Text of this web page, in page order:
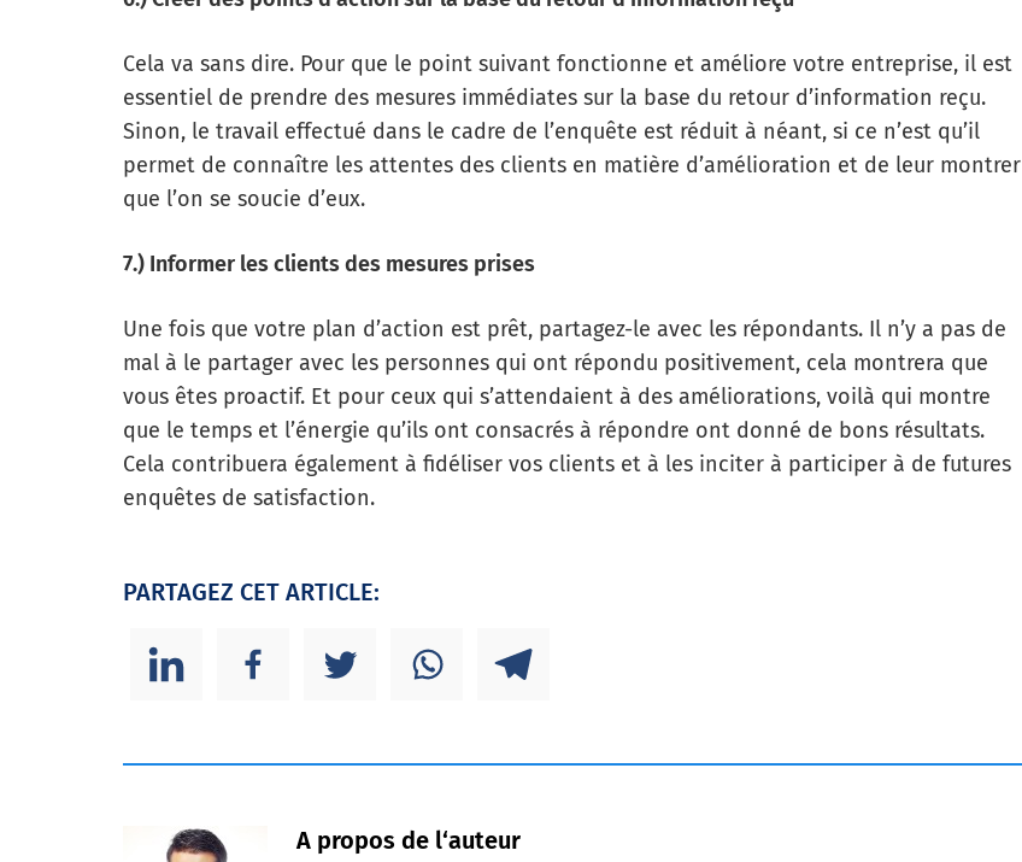
Cela va sans dire. Pour que le point suivant fonctionne et améliore votre entreprise, il est
essentiel de prendre des mesures immédiates sur la base du retour d’information reçu.
Sinon, le travail effectué dans le cadre de l’enquête est réduit à néant, si ce n’est qu’il
permet de connaître les attentes des clients en matière d’amélioration et de leur montrer
que l’on se soucie d’eux.
7.) Informer les clients des mesures prises
Une fois que votre plan d’action est prêt, partagez-le avec les répondants. Il n’y a pas de
mal à le partager avec les personnes qui ont répondu positivement, cela montrera que
vous êtes proactif. Et pour ceux qui s’attendaient à des améliorations, voilà qui montre
que le temps et l’énergie qu’ils ont consacrés à répondre ont donné de bons résultats.
Cela contribuera également à fidéliser vos clients et à les inciter à participer à de futures
enquêtes de satisfaction.
PARTAGEZ CET ARTICLE:
A propos de l‘auteur